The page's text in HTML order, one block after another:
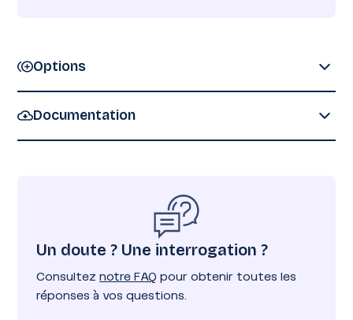
Options
Expérience gastronomique
(brasserie chic, table gastronomique, rooftop...).
Location salle de réunion
Documentation
Un doute ? Une interrogation ?
Consulteznotre FAQ pour obtenir toutes les
réponses à vos questions.